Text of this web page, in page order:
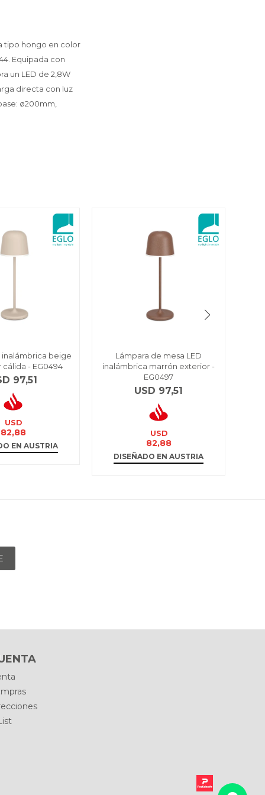
tipo hongo en color
Equipada con
un LED de 2,8W
directa con luz
ø200mm,
inalámbrica beige
- EG0494
97,51
USD
82,88
EN AUSTRIA
Lámpara de mesa LED
inalámbrica marrón exterior -
EG0497
USD 97,51
USD
82,88
DISEÑADO EN AUSTRIA